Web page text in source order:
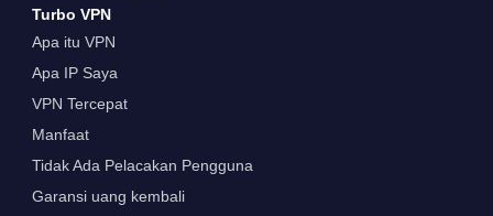
Turbo VPN
Apa itu VPN
Apa IP Saya
VPN Tercepat
Manfaat
Tidak Ada Pelacakan Pengguna
Garansi uang kembali